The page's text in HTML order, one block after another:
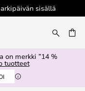
sisällä
on merkki ”14 %
tuotteet